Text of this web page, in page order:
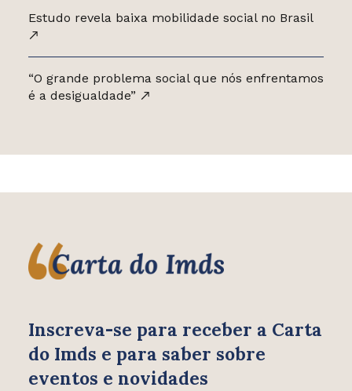
Estudo revela baixa mobilidade social no Brasil
“O grande problema social que nós enfrentamos
é a desigualdade”
Inscreva-se para receber a Carta
do Imds e para saber sobre
eventos e novidades